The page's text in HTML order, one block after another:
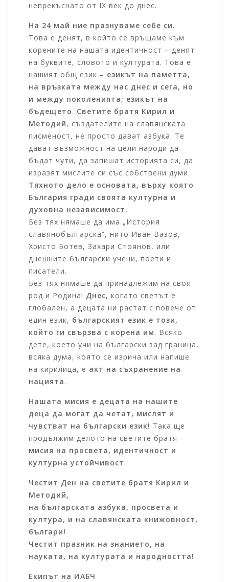
непрекъснато от IX век до днес.
На 24 май ние празнуваме себе си.
Това е денят, в който се връщаме към
корените на нашата идентичност – денят
на буквите, словото и културата. Това е
нашият общ език – езикът на паметта,
на връзката между нас днес и сега, но
и между поколенията; езикът на
бъдещето. Светите братя Кирил и
Методий, създателите на славянската
писменост, не просто дават азбука. Те
дават възможност на цели народи да
бъдат чути, да запишат историята си, да
изразят мислите си със собствени думи.
Тяхното дело е основата, върху която
България гради своята културна и
духовна независимост.
Без тях нямаше да има „История
славянобългарска“, нито Иван Вазов,
Христо Ботев, Захари Стоянов, или
днешните български учени, поети и
писатели.
Без тях нямаше да принадлежим на своя
род и Родина! Днес, когато светът е
глобален, а децата ни растат с повече от
един език, българският език е този,
който ги свързва с корена им. Всяко
дете, което учи на български зад граница,
всяка дума, която се изрича или напише
на кирилица, е акт на съхранение на
нацията.
Нашата мисия е децата на нашите
деца да могат да четат, мислят и
чувстват на български език! Така ще
продължим делото на светите братя –
мисия на просвета, идентичност и
културна устойчивост.
Честит Ден на светите братя Кирил и
Методий,
на българската азбука, просвета и
култура, и на славянската книжовност,
българи!
Честит празник на знанието, на
науката, на културата и народността!
Екипът на ИАБЧ